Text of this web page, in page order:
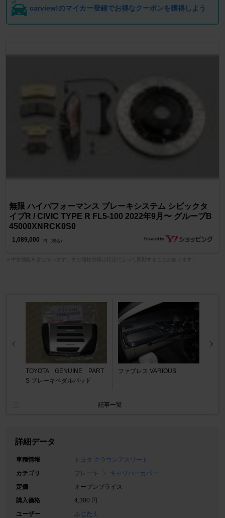
carview!のマイカー登録でお得なクーポンを獲得しよう
無限 ハイパフォーマンス ブレーキシステム シビックタ
イプR / CIVIC TYPE R FL5-100 2022年9月〜 グループB
45000XNRCK0S0
1,089,000 円 （税込）
TOYOTA GENUINE PART
S ブレーキペダルパッド
ファブレス VARIOUS
記事一覧
詳細データ
車種情報
トヨタ クラウンアスリート
カテゴリ
ブレーキ
キャリパーカバー
定価
オープンプライス
購入価格
4,300 円
ユーザー
ふじたく